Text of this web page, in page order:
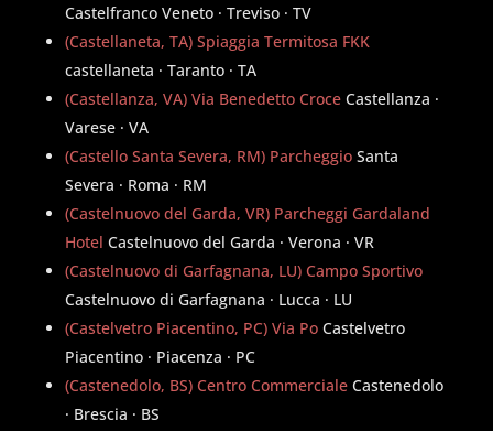
Castelfranco Veneto · Treviso · TV
(Castellaneta, TA) Spiaggia Termitosa FKK
castellaneta · Taranto · TA
(Castellanza, VA) Via Benedetto Croce Castellanza ·
Varese · VA
(Castello Santa Severa, RM) Parcheggio Santa
Severa · Roma · RM
(Castelnuovo del Garda, VR) Parcheggi Gardaland
Hotel Castelnuovo del Garda · Verona · VR
(Castelnuovo di Garfagnana, LU) Campo Sportivo
Castelnuovo di Garfagnana · Lucca · LU
(Castelvetro Piacentino, PC) Via Po Castelvetro
Piacentino · Piacenza · PC
(Castenedolo, BS) Centro Commerciale Castenedolo
· Brescia · BS